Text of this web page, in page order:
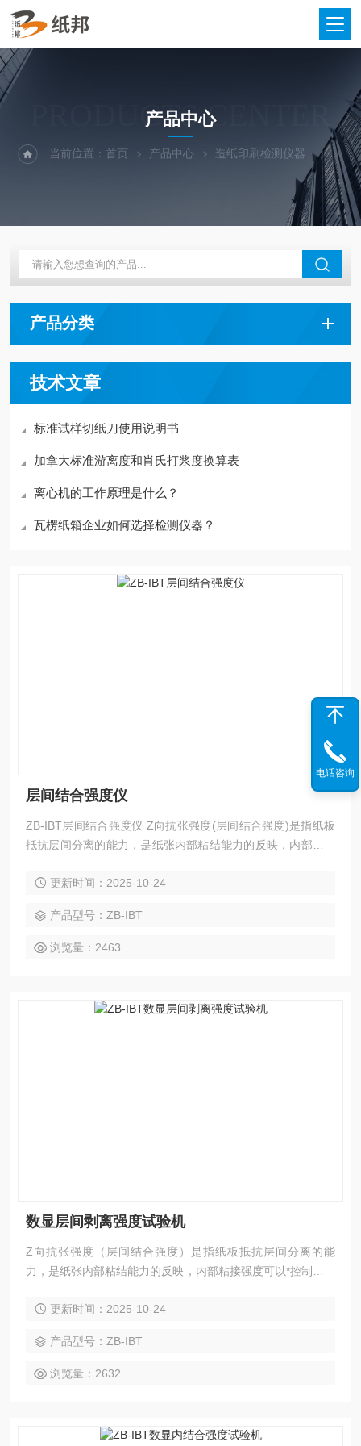
PRODUCTS CENTER
产品中心
当前位置：首页 产品中心 造纸印刷检测仪器 层间
产品分类
技术文章
标准试样切纸刀使用说明书
加拿大标准游离度和肖氏打浆度换算表
离心机的工作原理是什么？
瓦楞纸箱企业如何选择检测仪器？
层间结合强度仪
ZB-IBT层间结合强度仪 Z向抗张强度(层间结合强度)是指纸板
抵抗层间分离的能力，是纸张内部粘结能力的反映，内部粘接
部粘接值较低或分布不均，可能导致纸张和硬纸板在使用粘性
工带来难度，同时加大了公司的成本。该项测试在多层纸板如
箱纸板、白纸板、灰板纸、白卡纸等在印刷、包装工业中有广
更新时间：2025-10-24
产品型号：ZB-IBT
浏览量：2463
数显层间剥离强度试验机
Z向抗张强度（层间结合强度）是指纸板抵抗层间分离的能
力，是纸张内部粘结能力的反映，内部粘接强度可以*控制，这
布不均，可能导致纸张和硬纸板在使用粘性油墨的胶印机中平
加大了公司的成本。该项测试在多层纸板如箱纸板、白纸板、
灰板纸、白卡纸等在印刷、包装工业中有广泛的应用。本数显
更新时间：2025-10-24
产品型号：ZB-IBT
浏览量：2632
电话咨询